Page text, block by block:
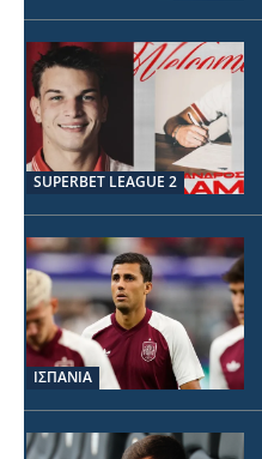
SUPERBET LEAGUE 2
ΙΣΠΑΝΙΑ